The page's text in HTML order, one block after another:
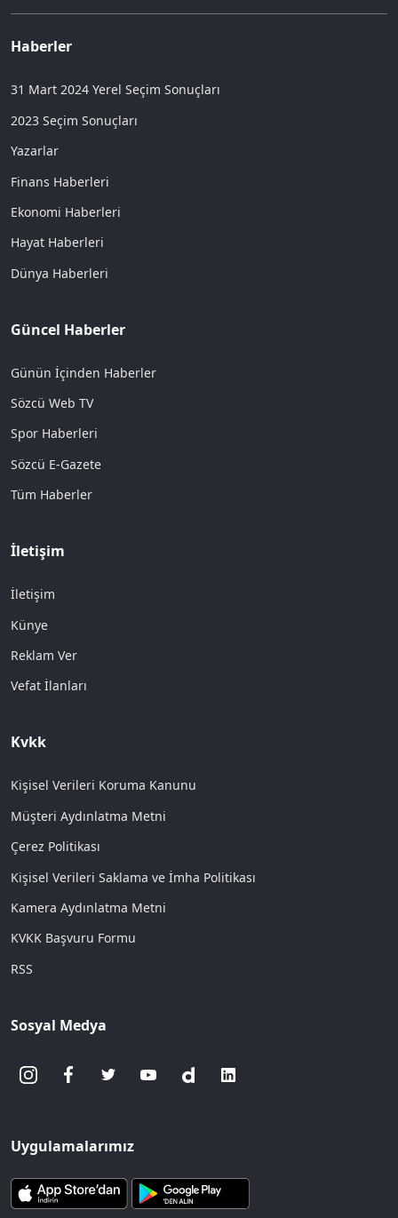
Haberler
31 Mart 2024 Yerel Seçim Sonuçları
2023 Seçim Sonuçları
Yazarlar
Finans Haberleri
Ekonomi Haberleri
Hayat Haberleri
Dünya Haberleri
Güncel Haberler
Günün İçinden Haberler
Sözcü Web TV
Spor Haberleri
Sözcü E-Gazete
Tüm Haberler
İletişim
İletişim
Künye
Reklam Ver
Vefat İlanları
Kvkk
Kişisel Verileri Koruma Kanunu
Müşteri Aydınlatma Metni
Çerez Politikası
Kişisel Verileri Saklama ve İmha Politikası
Kamera Aydınlatma Metni
KVKK Başvuru Formu
RSS
Sosyal Medya
Uygulamalarımız